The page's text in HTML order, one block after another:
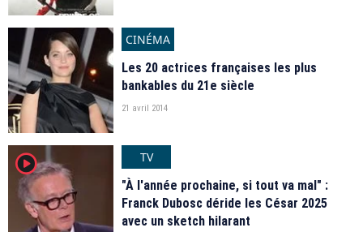
CINÉMA
Les 20 actrices françaises les plus
bankables du 21e siècle
21 avril 2014
player2
TV
"À l'année prochaine, si tout va mal" :
Franck Dubosc déride les César 2025
avec un sketch hilarant